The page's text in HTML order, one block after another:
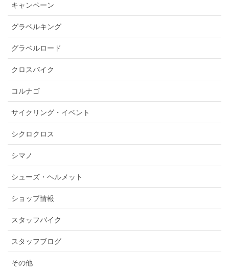
キャンペーン
グラベルキング
グラベルロード
クロスバイク
コルナゴ
サイクリング・イベント
シクロクロス
シマノ
シューズ・ヘルメット
ショップ情報
スタッフバイク
スタッフブログ
その他